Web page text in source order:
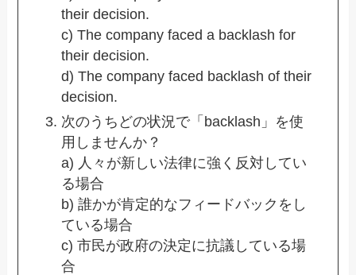
their decision.
c) The company faced a backlash for
their decision.
d) The company faced backlash of their
decision.
次のうちどの状況で「backlash」を使
用しませんか？
a) 人々が新しい法律に強く反対してい
る場合
b) 誰かが肯定的なフィードバックをし
ている場合
c) 市民が政府の決定に抗議している場
合